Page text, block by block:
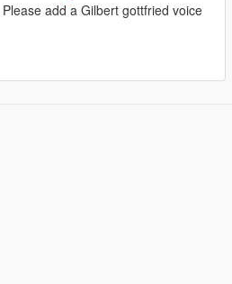
Please add a Gilbert gottfried voice